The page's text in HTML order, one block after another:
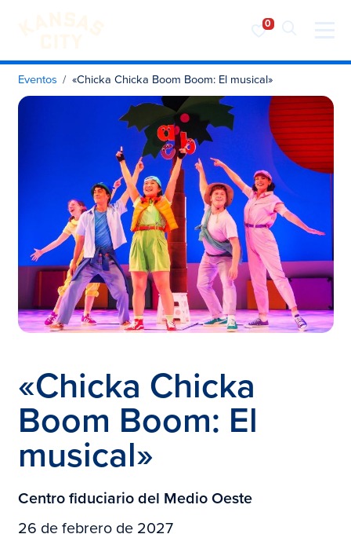
Visita KC
Ir al contenido
Eventos «Chicka Chicka Boom Boom: El musical»
«Chicka Chicka
Boom Boom: El
musical»
Centro fiduciario del Medio Oeste
26 de febrero de 2027